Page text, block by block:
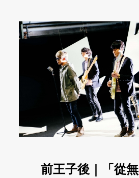
前王子後｜「從